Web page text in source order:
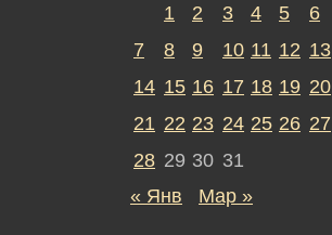
1
2 3 4 5
6
7
8 9 10 11 12 13
14 15 16 17 18 19 20
21 22 23 24 25 26 27
28 29 30 31
« Янв
Мар »